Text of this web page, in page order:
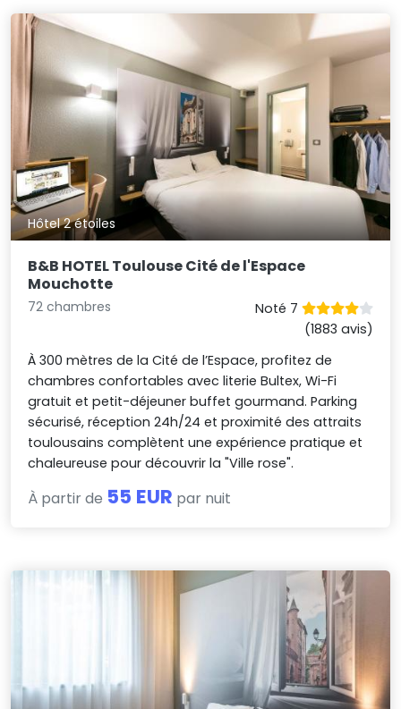
Hôtel 2 étoiles
B&B HOTEL Toulouse Cité de l'Espace
Mouchotte
72 chambres
Noté 7
(1883 avis)
À 300 mètres de la Cité de l’Espace, profitez de
chambres confortables avec literie Bultex, Wi-Fi
gratuit et petit-déjeuner buffet gourmand. Parking
sécurisé, réception 24h/24 et proximité des attraits
toulousains complètent une expérience pratique et
chaleureuse pour découvrir la "Ville rose".
À partir de 55 EUR par nuit